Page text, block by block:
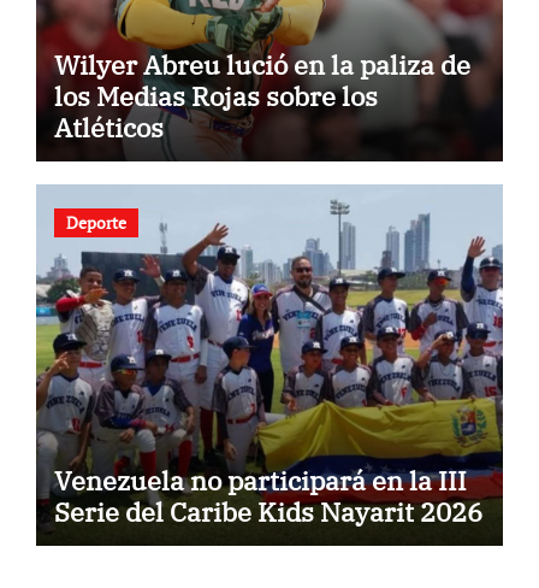
Wilyer Abreu lució en la paliza de
los Medias Rojas sobre los
Atléticos
Deporte
Venezuela no participará en la III
Serie del Caribe Kids Nayarit 2026